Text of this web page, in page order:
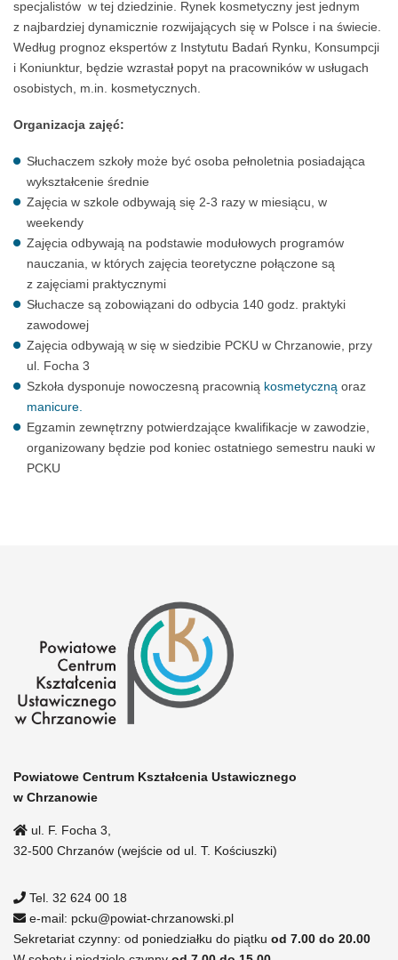
specjalistów w tej dziedzinie. Rynek kosmetyczny jest jednym
z najbardziej dynamicznie rozwijających się w Polsce i na świecie.
Według prognoz ekspertów z Instytutu Badań Rynku, Konsumpcji
i Koniunktur, będzie wzrastał popyt na pracowników w usługach
osobistych, m.in. kosmetycznych.
Organizacja zajęć:
Słuchaczem szkoły może być osoba pełnoletnia posiadająca
wykształcenie średnie
Zajęcia w szkole odbywają się 2-3 razy w miesiącu, w
weekendy
Zajęcia odbywają na podstawie modułowych programów
nauczania, w których zajęcia teoretyczne połączone są
z zajęciami praktycznymi
Słuchacze są zobowiązani do odbycia 140 godz. praktyki
zawodowej
Zajęcia odbywają w się w siedzibie PCKU w Chrzanowie, przy
ul. Focha 3
Szkoła dysponuje nowoczesną pracownią kosmetyczną oraz
manicure.
Egzamin zewnętrzny potwierdzające kwalifikacje w zawodzie,
organizowany będzie pod koniec ostatniego semestru nauki w
PCKU
Powiatowe Centrum Kształcenia Ustawicznego
w Chrzanowie
ul. F. Focha 3,
32-500 Chrzanów (wejście od ul. T. Kościuszki)
Tel. 32 624 00 18
e-mail: pcku@powiat-chrzanowski.pl
Sekretariat czynny: od poniedziałku do piątku od 7.00 do 20.00